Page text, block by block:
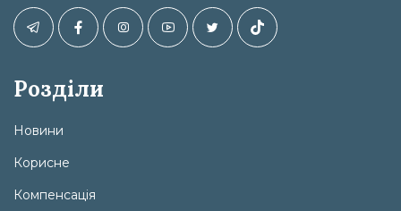
Розділи
Новини
Корисне
Компенсація